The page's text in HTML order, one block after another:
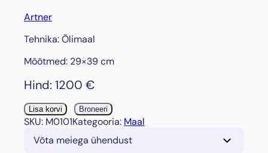
Artner
Tehnika: Õlimaal
Mõõtmed: 29×39 cm
Hind: 1200 €
"
G
Lisa korvi Broneeri
SKU: M0101Kategooria: Maal
Võta meiega ühendust